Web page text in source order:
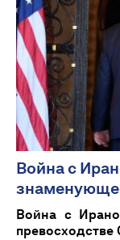
Война с
Война с